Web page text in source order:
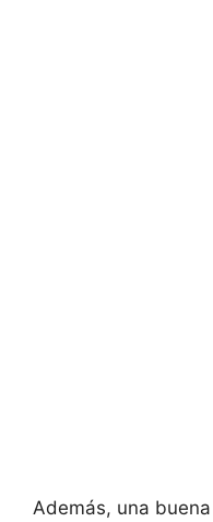
Además, una